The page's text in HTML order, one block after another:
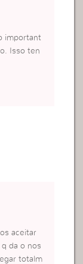
important
Isso ten
aceitar
da o nos
totalm